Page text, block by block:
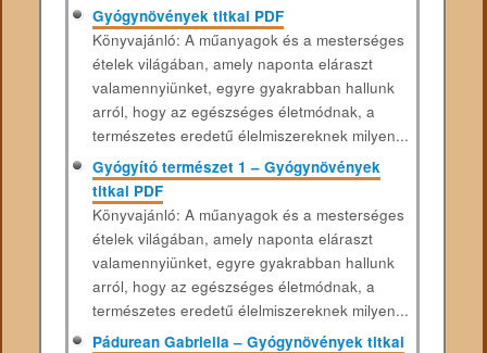
Gyógynövények titkai PDF
Könyvajánló: A műanyagok és a mesterséges
ételek világában, amely naponta eláraszt
valamennyiünket, egyre gyakrabban hallunk
arról, hogy az egészséges életmódnak, a
természetes eredetű élelmiszereknek milyen...
Gyógyító természet 1 – Gyógynövények
titkai PDF
Könyvajánló: A műanyagok és a mesterséges
ételek világában, amely naponta eláraszt
valamennyiünket, egyre gyakrabban hallunk
arról, hogy az egészséges életmódnak, a
természetes eredetű élelmiszereknek milyen...
Pádurean Gabriella – Gyógynövények titkai